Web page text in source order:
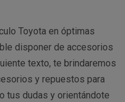
Toyota en óptimas
disponer de accesorios
texto, te brindaremos
y repuestos para
tus dudas y orientándote